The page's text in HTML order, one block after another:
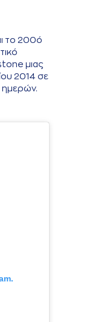
το 200ό
μιας
2014 σε
ημερών.